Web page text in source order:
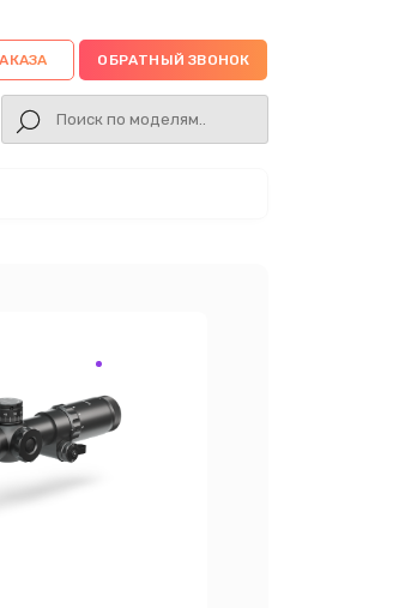
ОБРАТНЫЙ ЗВОНОК